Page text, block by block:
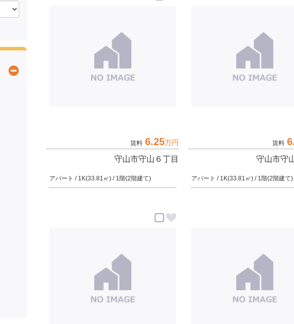
守山市守山６丁目
賃料 6.25万円
アパート / 1K(33.81㎡) / 1階(2階建て)
守山市守
賃料
アパート / 1K(33.81㎡) / 1階(2階建て)